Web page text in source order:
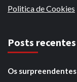
Politica de Cookies
Posts recentes
Os